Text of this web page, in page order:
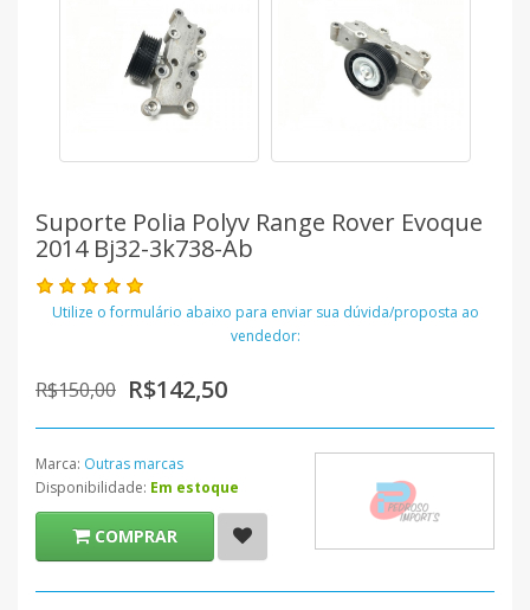
Suporte Polia Polyv Range Rover Evoque
2014 Bj32-3k738-Ab
Utilize o formulário abaixo para enviar sua dúvida/proposta ao
vendedor:
R$150,00 R$142,50
Marca: Outras marcas
Disponibilidade: Em estoque
COMPRAR